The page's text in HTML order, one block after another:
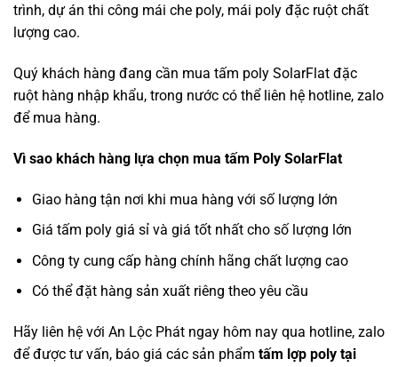
trình, dự án thi công mái che poly, mái poly đặc ruột chất
lượng cao.
Quý khách hàng đang cần mua tấm poly SolarFlat đặc
ruột hàng nhập khẩu, trong nước có thể liên hệ hotline, zalo
để mua hàng.
Vì sao khách hàng lựa chọn mua tấm Poly SolarFlat
Giao hàng tận nơi khi mua hàng với số lượng lớn
Giá tấm poly giá sỉ và giá tốt nhất cho số lượng lớn
Công ty cung cấp hàng chính hãng chất lượng cao
Có thể đặt hàng sản xuất riêng theo yêu cầu
Hãy liên hệ với An Lộc Phát ngay hôm nay qua hotline, zalo
để được tư vấn, báo giá các sản phẩm tấm lợp poly tại